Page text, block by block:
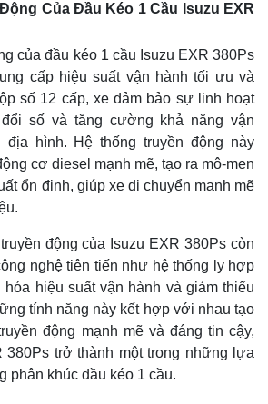
Của Đầu Kéo 1 Cầu Isuzu EXR
của đầu kéo 1 cầu Isuzu EXR 380Ps
cấp hiệu suất vận hành tối ưu và
số 12 cấp, xe đảm bảo sự linh hoạt
số và tăng cường khả năng vận
địa hình. Hệ thống truyền động này
cơ diesel mạnh mẽ, tạo ra mô-men
ổn định, giúp xe di chuyển mạnh mẽ
động của Isuzu EXR 380Ps còn
nghệ tiên tiến như hệ thống ly hợp
hiệu suất vận hành và giảm thiểu
tính năng này kết hợp với nhau tạo
động mạnh mẽ và đáng tin cậy,
380Ps trở thành một trong những lựa
phân khúc đầu kéo 1 cầu.